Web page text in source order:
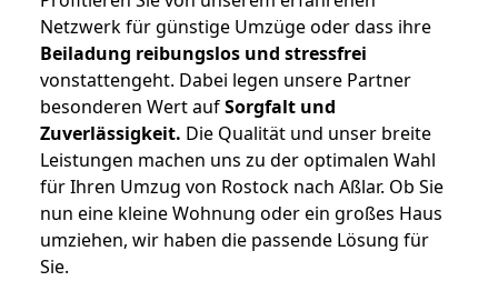
Netzwerk für günstige Umzüge oder dass ihre
Beiladung reibungslos und stressfrei
vonstattengeht. Dabei legen unsere Partner
besonderen Wert aufSorgfalt und
Zuverlässigkeit. Die Qualität und unser breite
Leistungen machen uns zu der optimalen Wahl
für Ihren Umzug von Rostock nach Aßlar. Ob Sie
nun eine kleine Wohnung oder ein großes Haus
umziehen, wir haben die passende Lösung für
Sie.